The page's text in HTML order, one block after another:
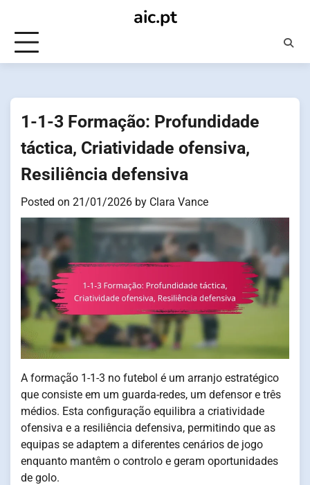
content
aic.pt
1-1-3 Formação: Profundidade
táctica, Criatividade ofensiva,
Resiliência defensiva
Posted on 21/01/2026 by Clara Vance
A formação 1-1-3 no futebol é um arranjo estratégico
que consiste em um guarda-redes, um defensor e três
médios. Esta configuração equilibra a criatividade
ofensiva e a resiliência defensiva, permitindo que as
equipas se adaptem a diferentes cenários de jogo
enquanto mantêm o controlo e geram oportunidades
de golo.